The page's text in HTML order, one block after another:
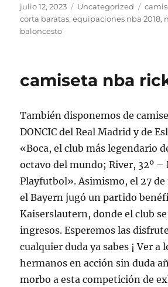
Publicado
el
julio 12, 2023 Categorías
Uncategorized
corta baratas,equipaciones nba 2018,
baloncesto
camiseta nba
También disponemos de
DONCIC del Real Madrid y de
«Boca, el club más legendario
octavo del mundo; River, 32º –
Playfutbol». Asimismo, el 27 de
el Bayern jugó un partido
Kaiserslautern, donde el club
ingresos. Esperemos las
cualquier duda ya sabes ¡ Ver a
hermanos en acción sin duda
morbo a esta competición de